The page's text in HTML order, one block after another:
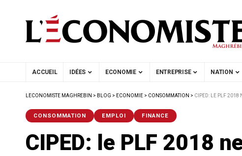
ACCUEIL IDÉES ECONOMIE ENTREPRISE NATION
LECONOMISTE MAGHREBIN > BLOG > ECONOMIE > CONSOMMATION > CIPED: LE PLF 2018
CONSOMMATION EMPLOI FINANCE
CIPED: le PLF 2018